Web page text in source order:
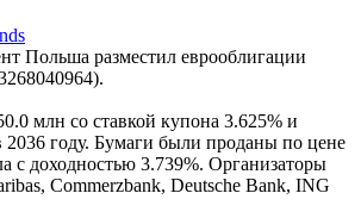
Польша разместил еврооблигации
млн cо ставкой купона 3.625% и
2036 году. Бумаги были проданы по цене
с доходностью 3.739%. Организаторы
Commerzbank, Deutsche Bank, ING